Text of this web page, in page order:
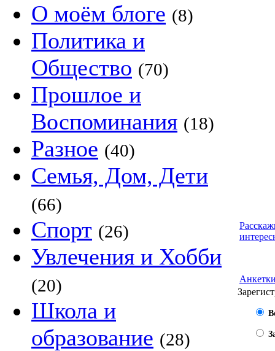
О моём блоге (8)
Политика и
Общество (70)
Прошлое и
Воспоминания (18)
Разное (40)
Семья, Дом, Дети
(66)
Спорт (26)
Увлечения и Хобби
(20)
Школа и
образование (28)